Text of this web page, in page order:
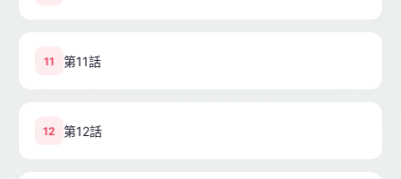
11 第11話
12 第12話